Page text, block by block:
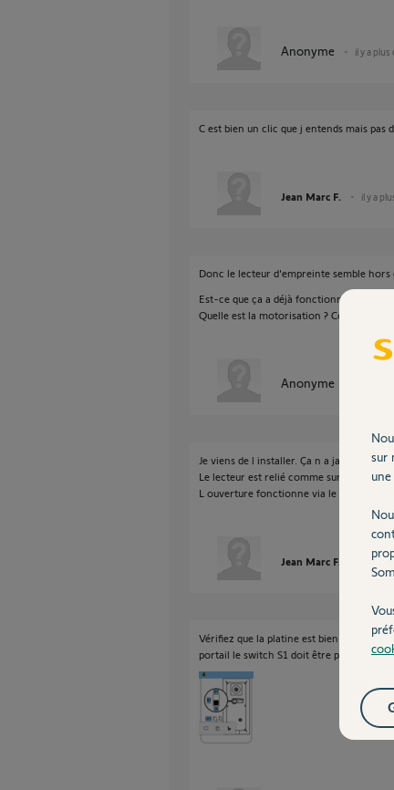
Anonyme il y a plus
C est bien un clic que j entends mais pas
Jean Marc F. il y a
Donc le lecteur d'empreinte semble hors
Est-ce que ça a déjà fonctionné ?
Quelle est la motorisation ? Comment
Anonyme
Je viens de l installer. Ça n a jamais
Le lecteur est relié comme sur la notice
L ouverture fonctionne via le visiophonie
Jean Marc F. il y a
Vérifiez que la platine est bien
portail le switch S1 doit être placé sur
sur